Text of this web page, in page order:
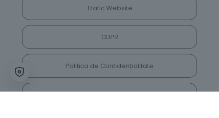
Trafic Website
GDPR
Politica de Confidențialitate
Vrei să lași feedback despre site? Părerea ta ne